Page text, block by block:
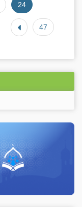
24
47